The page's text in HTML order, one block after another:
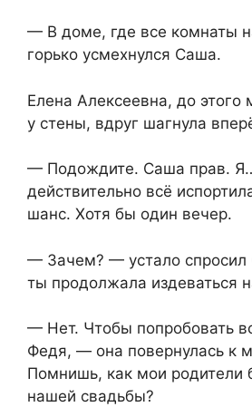
— В доме, где все комнаты
горько усмехнулся Саша.
Елена Алексеевна, до этого
у стены, вдруг шагнула
— Подождите. Саша прав.
действительно всё
шанс. Хотя бы один вечер.
— Зачем? — устало
ты продолжала издеваться
— Нет. Чтобы попробовать
Федя, — она повернулась к
Помнишь, как мои родители
нашей свадьбы?